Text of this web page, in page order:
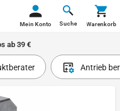
Suche
Mein Konto Warenkorb
ab 39 €
Antrieb